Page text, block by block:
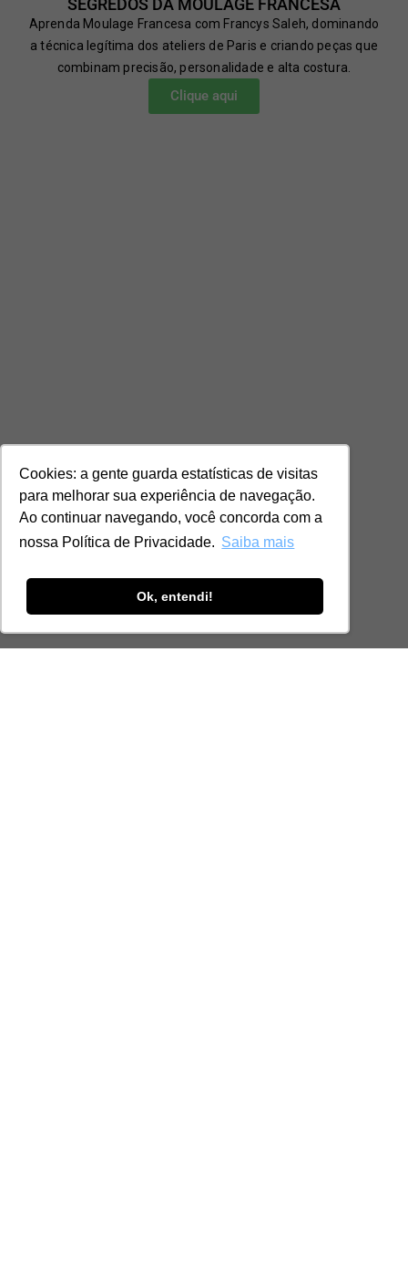
Cookies: a gente guarda estatísticas de visitas
para melhorar sua experiência de navegação.
Ao continuar navegando, você concorda com a
nossa Política de Privacidade. Saiba mais
Ok, entendi!
SEGREDOS DA MOULAGE FRANCESA
Aprenda Moulage Francesa com Francys Saleh, dominando
a técnica legítima dos ateliers de Paris e criando peças que
combinam precisão, personalidade e alta costura.
Clique aqui